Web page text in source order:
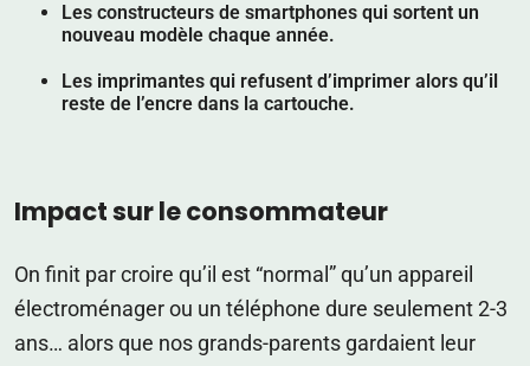
Les constructeurs de smartphones qui sortent un
nouveau modèle chaque année.
Les imprimantes qui refusent d’imprimer alors qu’il
reste de l’encre dans la cartouche.
Impact sur le consommateur
On finit par croire qu’il est “normal” qu’un appareil
électroménager ou un téléphone dure seulement 2-3
ans… alors que nos grands-parents gardaient leur